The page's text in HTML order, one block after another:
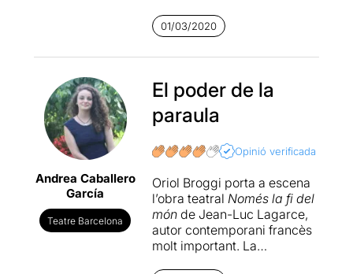
malaltia, en aquell moment
maleïda, als 33 i es va morir
a l’any següent. Escriu
sabent que porta la mort a
sobre. És una obra sobre la
mort, però també sobre la
cada un dels seus membres
i les dificultats per situar-se
en algun lloc d’aquest nucli
indestructible per més
esforços que facin per sortir-
ne. La situació de cada un
dels membres és tan rígida
que es pot descompensar
01/03/2020
Andrea Caballero
García
Teatre Barcelona
El poder de la
paraula
Opinió verificada
Oriol Broggi porta a escena
l’obra teatral Només la fi del
mónde Jean-Luc Lagarce,
autor contemporani francès
molt important. La